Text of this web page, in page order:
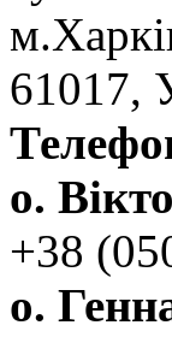
‬61017,
о.
+38
о.